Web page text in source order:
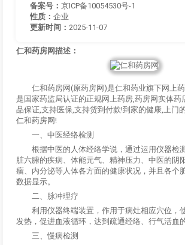
备案号： 京ICP备10054530号-1
性质： 企业
更新时间： 2025-11-07
仁和药房网描述：
仁和药房网(原药房网)是仁和药业旗下网上
是国家药监局认证的正规网上药房,药房网实体药
品保证,支持医保,支持货到付款!到家的健康,上门
仁和药房网!
一、中医经络检测
根据中医的人体经络学说，通过运用仪器检
脏六腑的疾病、体能元气、精神压力、中医的阴
瘤、内分泌等人体各方面的健康状况，并且各个
数据显示。
二、脉冲理疗
利用仪器终端装置，作用于病灶相应穴位，
发热，促进血液循环，达到疏通经络、行气活血
三、慢病检测